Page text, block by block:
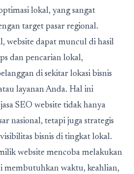
lokal, yang sangat
target pasar regional.
website dapat muncul di hasil
dan pencarian lokal,
di sekitar lokasi bisnis
layanan Anda. Hal ini
SEO website tidak hanya
nasional, tetapi juga strategis
bisnis di tingkat lokal.
website mencoba melakukan
membutuhkan waktu, keahlian,